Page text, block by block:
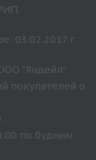
03.02.2017 г.
"Яндейл"
покупателей о
по будним